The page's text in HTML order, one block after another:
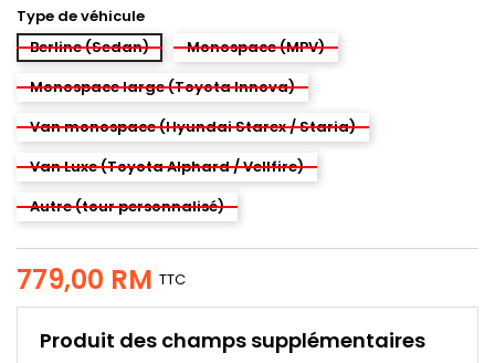
Type de véhicule
Berline (Sedan)
Monospace (MPV)
Monospace large (Toyota Innova)
Van monospace (Hyundai Starex / Staria)
Van Luxe (Toyota Alphard / Vellfire)
Autre (tour personnalisé)
779,00 RM TTC
Produit des champs supplémentaires